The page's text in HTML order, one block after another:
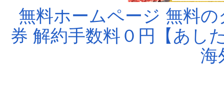
無料ホームページ 無料
券 解約手数料０円【あし
海